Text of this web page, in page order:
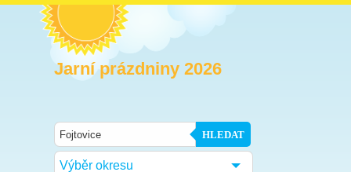
Jarní prázdniny 2026
HLEDAT
Výběr okresu